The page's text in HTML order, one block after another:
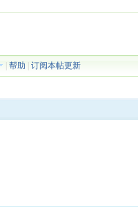
|帮助 |订阅本帖更新